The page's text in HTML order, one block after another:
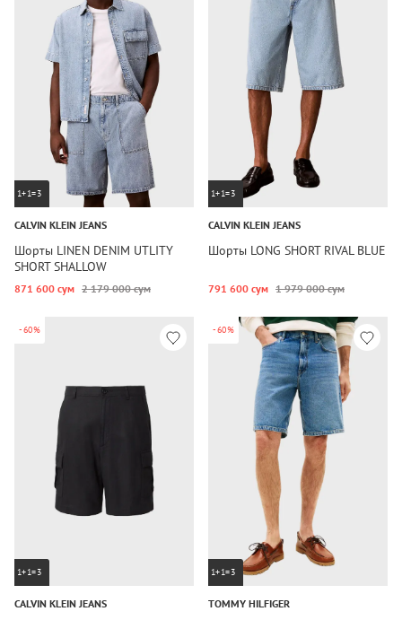
1+1=3
CALVIN KLEIN JEANS
Шорты LINEN DENIM UTLITY
SHORT SHALLOW
871 600 сум 2 179 000 сум
1+1=3
CALVIN KLEIN JEANS
Шорты LONG SHORT RIVAL BLUE
791 600 сум 1 979 000 сум
-60%
1+1=3
CALVIN KLEIN JEANS
-60%
1+1=3
TOMMY HILFIGER